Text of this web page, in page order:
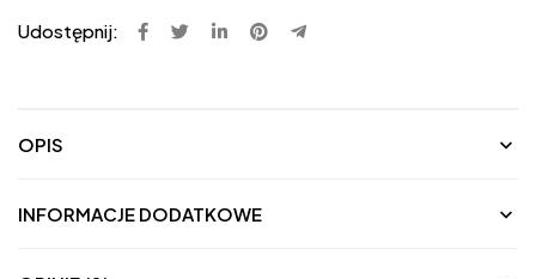
Udostępnij:
OPIS
INFORMACJE DODATKOWE